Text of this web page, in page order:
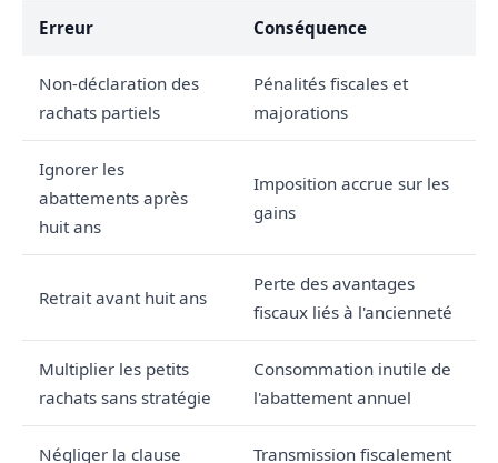
Erreur Conséquence
Non-déclaration des
rachats partiels
Pénalités fiscales et
majorations
Ignorer les
abattements après
huit ans
Imposition accrue sur les
gains
Retrait avant huit ans
Perte des avantages
fiscaux liés à l'ancienneté
Multiplier les petits
rachats sans stratégie
Consommation inutile de
l'abattement annuel
Négliger la clause
Transmission fiscalement